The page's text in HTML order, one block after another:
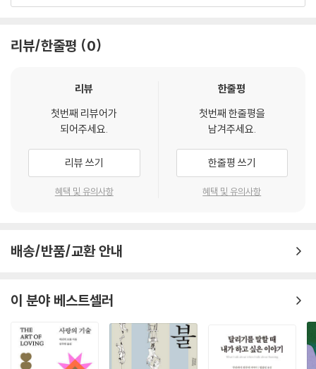
렉산드르 1세의 명에 따라 남러시아로 추방되기도 했다. 시골에 유배되어
자신의 처지를 담아 작품을 써내려갔다. 이 책에는 푸시킨이 느꼈던 당시
〈겨울바람〉, 〈깊은 시베리아 광산에서〉 등을 수록했다.
러시아 국민시인 알렉산드르 푸쉬킨의 주옥같은 명시 선집
푸시킨은 38년의 짧은 생애 동안 수많은 시와 서사시, 단편소설을 발표하
랑, 사실적인 현실감이 한데 어우러져서 하나의 세계를 이루고 있기 때문
삶이 그대를 속일지라도
리뷰/한줄평 0
리뷰
첫번째 리뷰어가
되어주세요.
리뷰 쓰기
혜택 및 유의사항
한줄평
첫번째 한줄평을
남겨주세요.
한줄평 쓰기
혜택 및 유의사항
배송/반품/교환 안내
이 분야 베스트셀러